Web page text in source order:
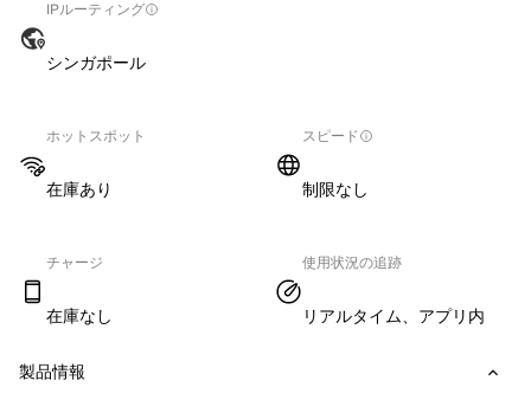
IPルーティング
シンガポール
ホットスポット
在庫あり
スピード
制限なし
チャージ
在庫なし
使用状況の追跡
リアルタイム、アプリ内
製品情報